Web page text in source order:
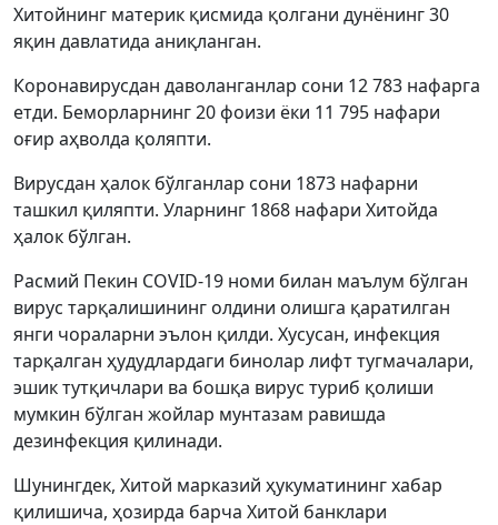
Хитойнинг материк қисмида қолгани дунёнинг 30
яқин давлатида аниқланган.
Коронавирусдан даволанганлар сони 12 783 нафарга
етди. Беморларнинг 20 фоизи ёки 11 795 нафари
оғир аҳволда қоляпти.
Вирусдан ҳалок бўлганлар сони 1873 нафарни
ташкил қиляпти. Уларнинг 1868 нафари Хитойда
ҳалок бўлган.
Расмий Пекин COVID-19 номи билан маълум бўлган
вирус тарқалишининг олдини олишга қаратилган
янги чораларни эълон қилди. Хусусан, инфекция
тарқалган ҳудудлардаги бинолар лифт тугмачалари,
эшик тутқичлари ва бошқа вирус туриб қолиши
мумкин бўлган жойлар мунтазам равишда
дезинфекция қилинади.
Шунингдек, Хитой марказий ҳукуматининг хабар
қилишича, ҳозирда барча Хитой банклари